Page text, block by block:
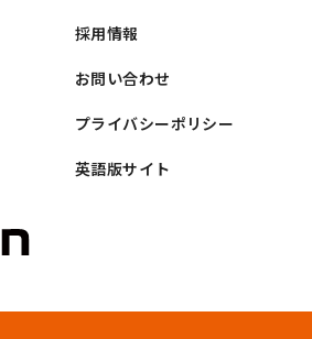
採用情報
お問い合わせ
プライバシーポリシー
英語版サイト